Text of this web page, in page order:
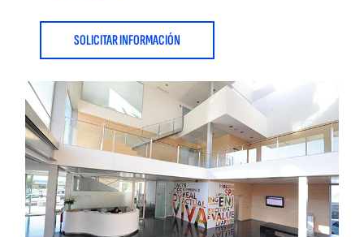
SOLICITAR INFORMACIÓN